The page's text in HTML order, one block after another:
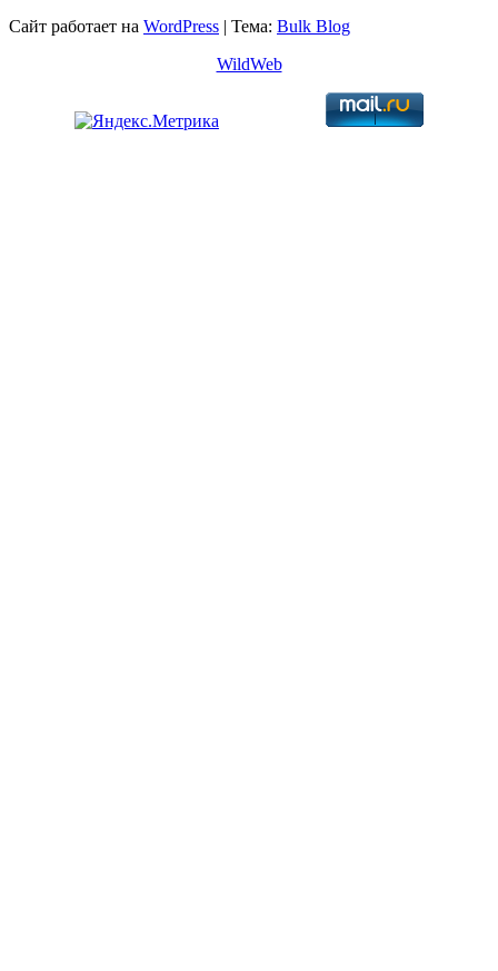
Сайт работает на WordPress | Тема: Bulk Blog
WildWeb